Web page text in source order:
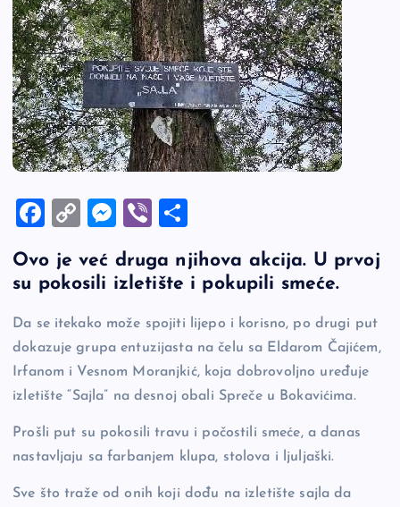
F
c
e
b
o
o
C
p
y
Li
n
k
M
se
n
g
er
Vi
er ar
e
Ovo je već druga njihova akcija. U prvoj
su pokosili izletište i pokupili smeće.
Da se itekako može spojiti lijepo i korisno, po drugi put
dokazuje grupa entuzijasta na čelu sa Eldarom Čajićem,
Irfanom i Vesnom Moranjkić, koja dobrovoljno uređuje
izletište “Sajla” na desnoj obali Spreče u Bokavićima.
Prošli put su pokosili travu i počostili smeće, a danas
nastavljaju sa farbanjem klupa, stolova i ljuljaški.
Sve što traže od onih koji dođu na izletište sajla da